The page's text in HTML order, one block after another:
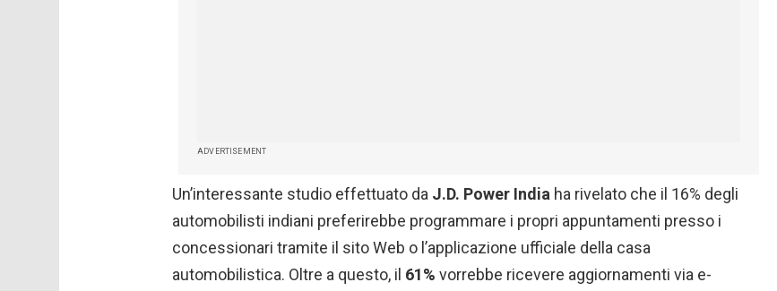
ADVERTISEMENT
Un’interessante studio effettuato da J.D. Power India ha rivelato che il 16% degli
automobilisti indiani preferirebbe programmare i propri appuntamenti presso i
concessionari tramite il sito Web o l’applicazione ufficiale della casa
automobilistica. Oltre a questo, il 61% vorrebbe ricevere aggiornamenti via e-